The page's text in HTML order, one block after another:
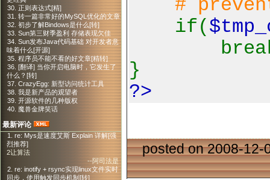
30. 正则表达式[精]
31. 转一篇非常好的MySQL优化的文章
32. 初步了解Bindows是什么[转]
33. Sun第三财季盈利 存储表现欠佳
34. Sun发布Java代码基础 对开发者意
味着什么[开源]
35. 程序员不能不看的好文章[精转]
36. [翻译] 当你开启电脑时，它发生了
什么？[转]
37. CrazyEgg: 新型访问统计工具
38. 我是新产品的观望者
39. 开源软件的几种版权
40. 魔兽金牌笑话
最新评论
1. re: Mys是速度艾斯 Explain 详解[强
烈推荐]
2让算法
--阿司法是
2. re: inotify + rsync实现linux文件实时
同步，使用触发同步机制[转]
#
if(
}
?>
posted on 2008-